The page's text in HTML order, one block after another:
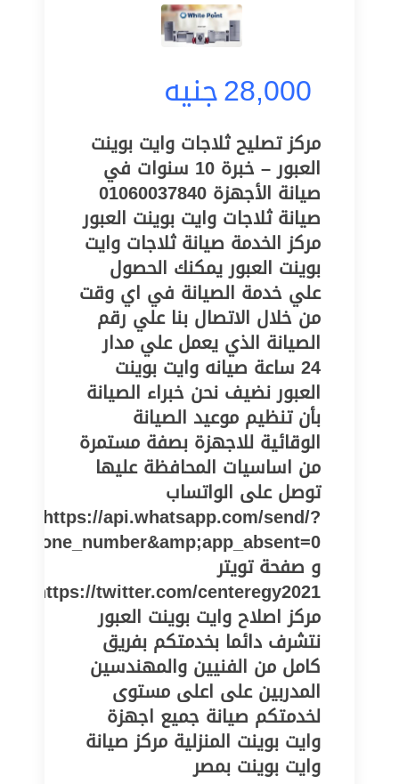
28,000جنيه
مركز تصليح ثلاجات وايت بوينت
العبور – خبرة 10 سنوات في
صيانة الأجهزة 01060037840
صيانة ثلاجات وايت بوينت العبور
مركز الخدمة صيانة ثلاجات وايت
بوينت العبور يمكنك الحصول
علي خدمة الصيانة في اي وقت
من خلال الاتصال بنا علي رقم
الصيانة الذي يعمل علي مدار
24 ساعة صيانه وايت بوينت
العبور نضيف نحن خبراء الصيانة
بأن تنظيم موعيد الصيانة
الوقائية للاجهزة بصفة مستمرة
من اساسيات المحافظة عليها
توصل على الواتساب
https://api.whatsapp.com/send/?
و صفحة تويتر
https://twitter.com/centeregy2021
مركز اصلاح وايت بوينت العبور
نتشرف دائما بخدمتكم بفريق
كامل من الفنيين والمهندسين
المدربين على اعلى مستوى
لخدمتكم صيانة جميع اجهزة
وايت بوينت المنزلية مركز صيانة
وايت بوينت بمصر